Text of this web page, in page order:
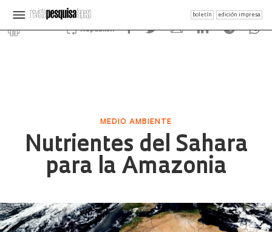
boletín edición impresa
Republish
MEDIO AMBIENTE
Nutrientes del Sahara
para la Amazonia